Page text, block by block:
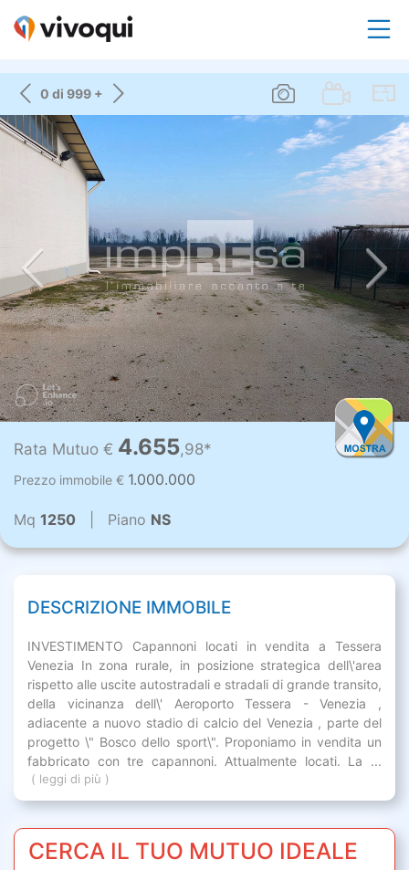
0 di 999 +
Rata Mutuo € 4.655,98*
Prezzo immobile € 1.000.000
Mq 1250 | Piano NS
DESCRIZIONE IMMOBILE
INVESTIMENTO Capannoni locati in vendita a Tessera
Venezia In zona rurale, in posizione strategica dell\'area
rispetto alle uscite autostradali e stradali di grande transito,
della vicinanza dell\' Aeroporto Tessera - Venezia ,
adiacente a nuovo stadio di calcio del Venezia , parte del
progetto \" Bosco dello sport\". Proponiamo in vendita un
fabbricato con tre capannoni. Attualmente locati. La ...
( leggi di più )
CERCA IL TUO MUTUO IDEALE